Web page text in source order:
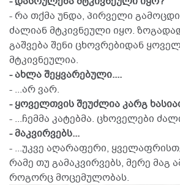
- რა თქმა უნდა, პირველი
ძალიან მტკივნეული იყო.
გაშვება შენი ცხოვრებიდან
მტკივნეულია.
- ახლა შეყვარებული....
- ...არ ვარ.
- ყოველთვის შეუძლია კარგ
- ...ჩემმა კატებმა. ცხოველები
- მაკვირვებს...
- ...უკვე აღარაფერი,
რამე თუ გამაკვირვებს, მერე მაგ
როგორც მოცემულობას.